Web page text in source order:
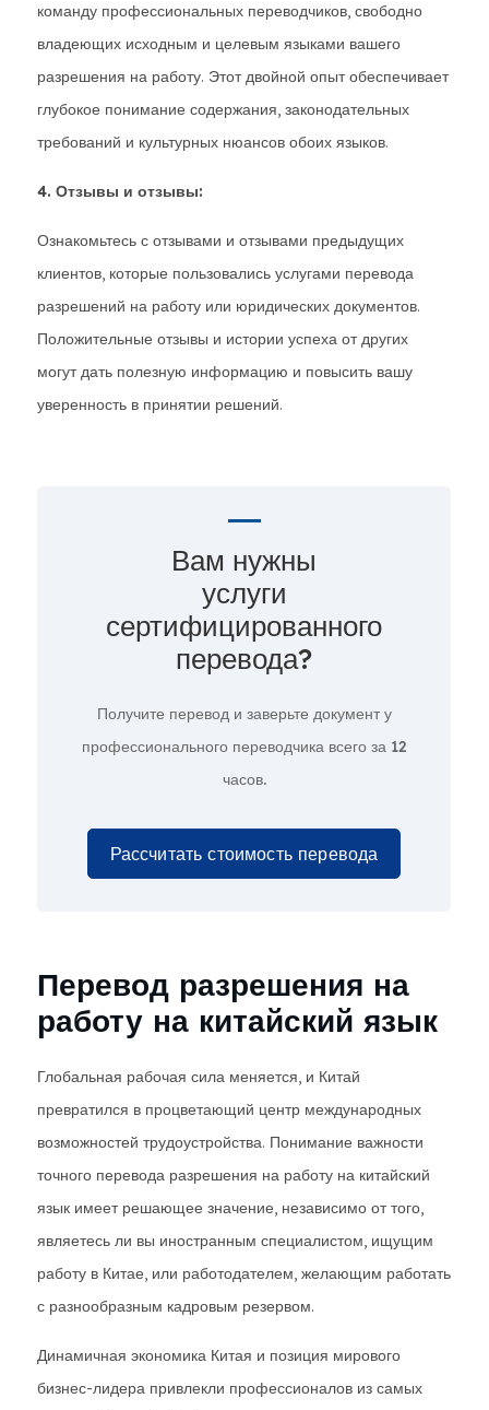
команду профессиональных переводчиков, свободно
владеющих исходным и целевым языками вашего
разрешения на работу. Этот двойной опыт обеспечивает
глубокое понимание содержания, законодательных
требований и культурных нюансов обоих языков.
4. Отзывы и отзывы:
Ознакомьтесь с отзывами и отзывами предыдущих
клиентов, которые пользовались услугами перевода
разрешений на работу или юридических документов.
Положительные отзывы и истории успеха от других
могут дать полезную информацию и повысить вашу
уверенность в принятии решений.
Вам нужны
услуги
сертифицированного
перевода?
Получите перевод и заверьте документ у
профессионального переводчика всего за 12
часов.
Рассчитать стоимость перевода
Перевод разрешения на
работу на китайский язык
Глобальная рабочая сила меняется, и Китай
превратился в процветающий центр международных
возможностей трудоустройства. Понимание важности
точного перевода разрешения на работу на китайский
язык имеет решающее значение, независимо от того,
являетесь ли вы иностранным специалистом, ищущим
работу в Китае, или работодателем, желающим работать
с разнообразным кадровым резервом.
Динамичная экономика Китая и позиция мирового
бизнес-лидера привлекли профессионалов из самых